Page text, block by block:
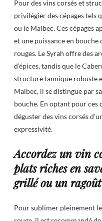
Pour des vins corsés et
privilégier des cépages tels
ou le Malbec. Ces cépages
et une puissance en
rouges. Le Syrah offre des
d’épices, tandis que le
structure tannique robuste
Malbec, il se distingue par
bouche. En optant pour ces
déguster des vins corsés
expressivité.
Accordez un vin
plats riches en
grillé ou un
Pour sublimer pleinement